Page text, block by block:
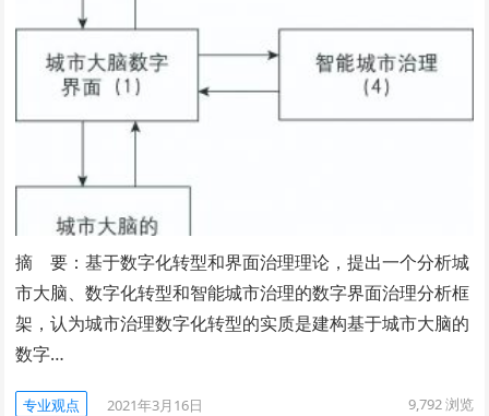
摘 要：基于数字化转型和界面治理理论，提出一个分析城
市大脑、数字化转型和智能城市治理的数字界面治理分析框
架，认为城市治理数字化转型的实质是建构基于城市大脑的
数字…
专业观点 2021年3月16日 9,792浏览